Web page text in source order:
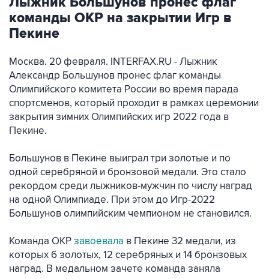
команды ОКР на закрытии Игр в
Пекине
Москва. 20 февраля. INTERFAX.RU - Лыжник
Александр Большунов пронес флаг команды
Олимпийского комитета России во время парада
спортсменов, который проходит в рамках церемонии
закрытия зимних Олимпийских игр 2022 года в
Пекине.
Большунов в Пекине выиграл три золотые и по
одной серебряной и бронзовой медали. Это стало
рекордом среди лыжников-мужчин по числу наград
на одной Олимпиаде. При этом до Игр-2022
Большунов олимпийским чемпионом не становился.
Команда ОКР завоевала в Пекине 32 медали, из
которых 6 золотых, 12 серебряных и 14 бронзовых
наград. В медальном зачете команда заняла